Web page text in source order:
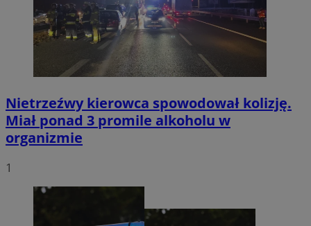
Nietrzeźwy kierowca spowodował kolizję.
Miał ponad 3 promile alkoholu w
organizmie
1